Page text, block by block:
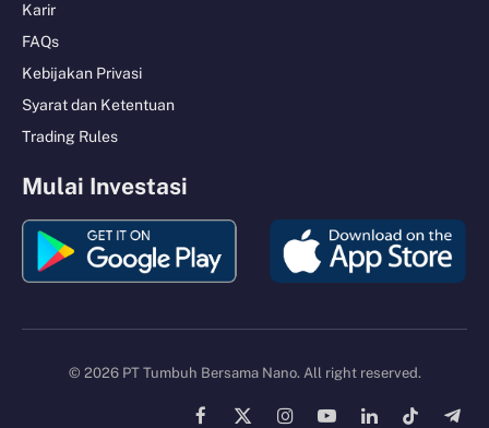
Karir
FAQs
Kebijakan Privasi
Syarat dan Ketentuan
Trading Rules
Mulai Investasi
© 2026 PT Tumbuh Bersama Nano. All right reserved.